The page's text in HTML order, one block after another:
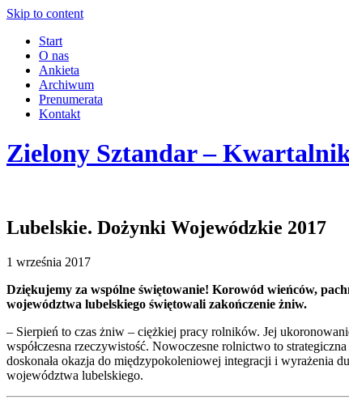
Skip to content
Start
O nas
Ankieta
Archiwum
Prenumerata
Kontakt
Zielony Sztandar –
Lubelskie. Dożynki Wojewódzkie 2017
1 września 2017
Dziękujemy za wspólne świętowanie! Korowód wieńców,
województwa lubelskiego świętowali zakończenie żniw.
– Sierpień to czas żniw – ciężkiej pracy rolników. Jej
współczesna rzeczywistość. Nowoczesne rolnictwo to
doskonała okazja do międzypokoleniowej integracji i wyrażenia
województwa lubelskiego.